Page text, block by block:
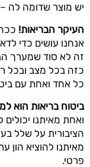
יש מוצר שדומה לה –
העיקר הבריאות!
אנחנו עושים כדי
זה לא סוד שמערך
כזה בכל מצב ובכל
כל אחד ואחת עם
ביטוח בריאות הוא
ואחת מאיתנו
הציבורית על שלל
מאיתנו להוציא הון
פרטי.